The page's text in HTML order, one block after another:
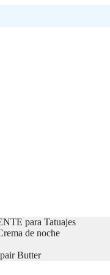
para Tatuajes
de noche
Butter